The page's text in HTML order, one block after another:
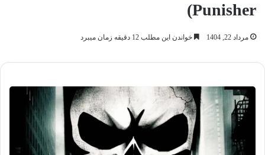
Punisher)
مرداد 22, 1404 خواندن این مطلب 12 دقیقه زمان میبرد